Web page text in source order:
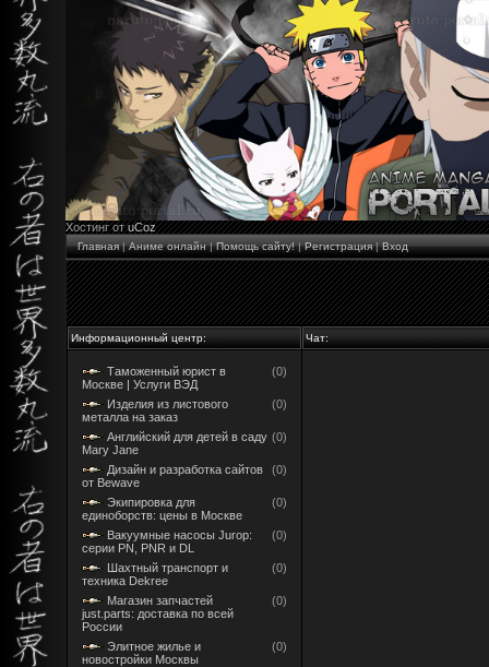
Хостинг отuCoz
Главная|Аниме онлайн|Помощь сайту!|Регистрация|Вход
Информационный центр: Чат:
Таможенный юрист в
Москве | Услуги ВЭД
(0)
Изделия из листового
металла на заказ
(0)
Английский для детей в саду
Mary Jane
(0)
Дизайн и разработка сайтов
от Bewave
(0)
Экипировка для
единоборств: цены в Москве
(0)
Вакуумные насосы Jurop:
серии PN, PNR и DL
(0)
Шахтный транспорт и
техника Dekree
(0)
Магазин запчастей
just.parts: доставка по всей
России
(0)
Элитное жилье и
новостройки Москвы
(0)